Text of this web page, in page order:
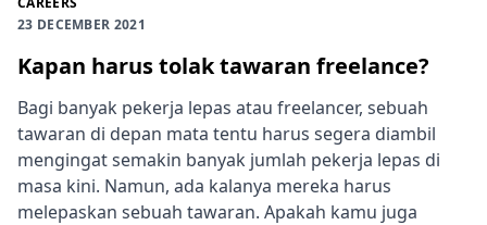
23 DECEMBER 2021
Kapan harus tolak tawaran freelance?
Bagi banyak pekerja lepas atau freelancer, sebuah
tawaran di depan mata tentu harus segera diambil
mengingat semakin banyak jumlah pekerja lepas di
masa kini. Namun, ada kalanya mereka harus
melepaskan sebuah tawaran. Apakah kamu juga